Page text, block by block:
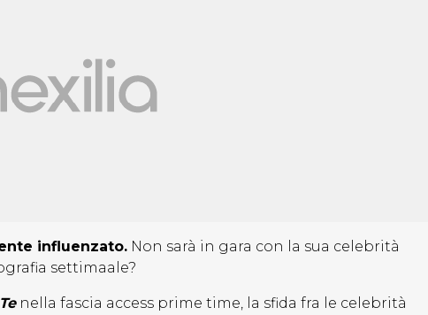
influenzato. Non sarà in gara con la sua celebrità
settimaale?
nella fascia access prime time, la sfida fra le celebrità